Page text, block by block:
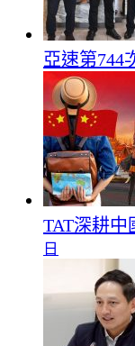
亞速第744
TAT深耕中
日